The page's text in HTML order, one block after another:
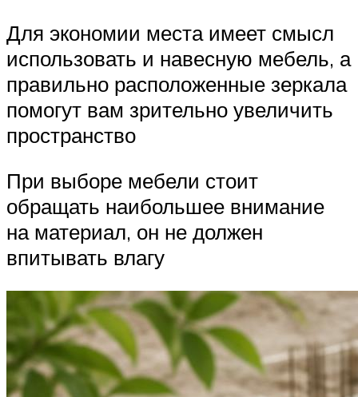
Для экономии места имеет смысл
использовать и навесную мебель, а
правильно расположенные зеркала
помогут вам зрительно увеличить
пространство
При выборе мебели стоит
обращать наибольшее внимание
на материал, он не должен
впитывать влагу